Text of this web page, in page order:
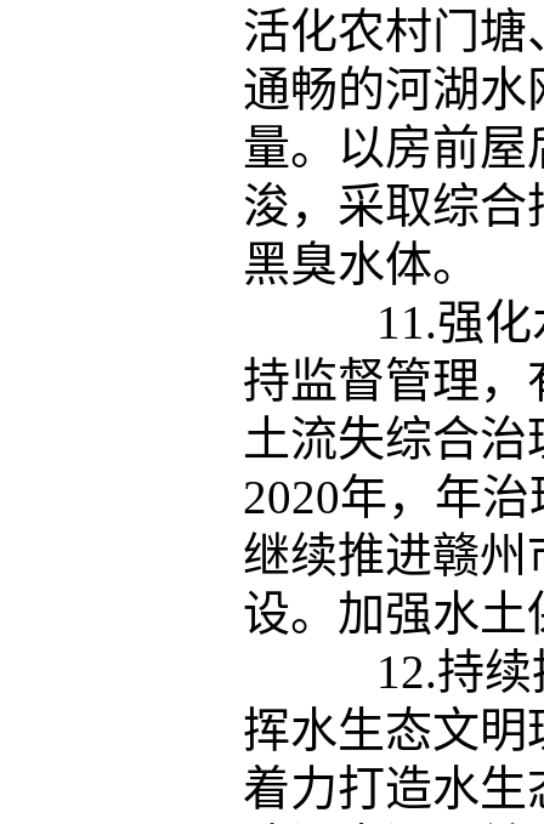
活化农村门
通畅的河湖
量。以房前
浚，采取综
黑臭水体。
11.强化
持监督管理
土流失综合
2020年，年
继续推进赣
设。加强水
12.持续
挥水生态文
着力打造水